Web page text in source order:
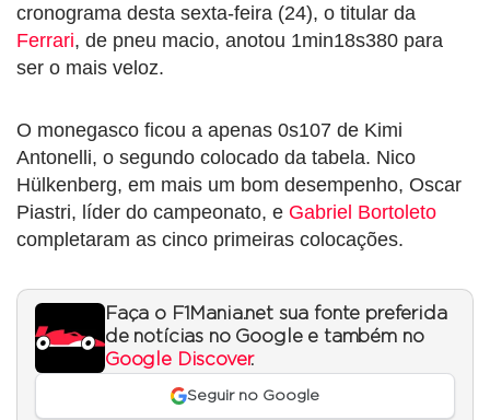
cronograma desta sexta-feira (24), o titular da
Ferrari, de pneu macio, anotou 1min18s380 para
ser o mais veloz.
O monegasco ficou a apenas 0s107 de Kimi
Antonelli, o segundo colocado da tabela. Nico
Hülkenberg, em mais um bom desempenho, Oscar
Piastri, líder do campeonato, e Gabriel Bortoleto
completaram as cinco primeiras colocações.
Faça o F1Mania.net sua fonte preferida
de notícias no Google e também no
Google Discover.
Seguir no Google